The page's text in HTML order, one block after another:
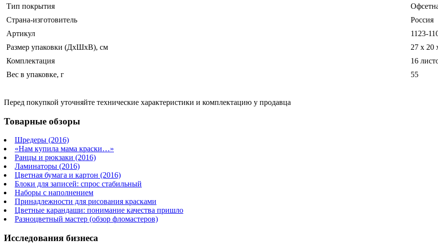
Тип покрытия
Страна-изготовитель
Россия
Артикул
1123-
Размер упаковки (ДхШхВ), см
27 x 20
Комплектация
16
Вес в упаковке, г
55
Перед покупкой уточняйте технические характеристики и комплектацию у продавца
Товарные обзоры
Шредеры (2016)
«Нам купила мама краски…»
Ранцы и рюкзаки (2016)
Ламинаторы (2016)
Цветная бумага и картон (2016)
Блоки для записей: спрос стабильный
Наборы с наполнением
Принадлежности для рисования красками
Цветные карандаши: понимание качества пришло
Разноцветный мастер (обзор фломастеров)
Исследования бизнеса